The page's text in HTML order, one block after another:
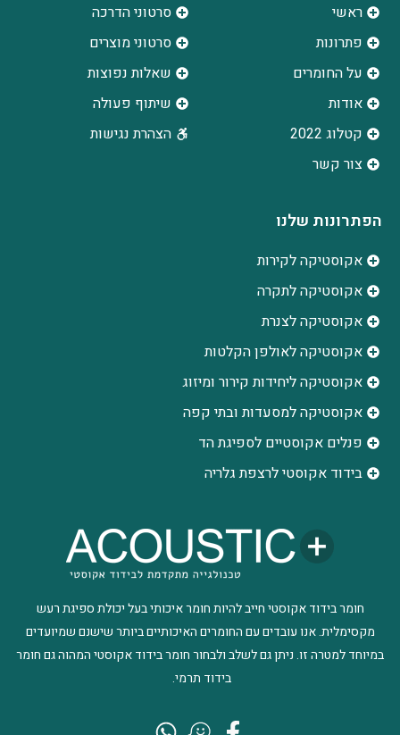
חומר בידוד אקוסטי חייב להיות חומר איכותי בעל יכולת ספיגת רעש
מקסימלית. אנו עובדים עם החומרים האיכותיים ביותר שישנם שמיועדים
במיוחד למטרה זו. ניתן גם לשלב ולבחור חומר בידוד אקוסטי המהוה גם חומר
בידוד תרמי.
ראשי
פתרונות
על החומרים
אודות
קטלוג 2022
צור קשר
סרטוני הדרכה
סרטוני מוצרים
שאלות נפוצות
שיתוף פעולה
הצהרת נגישות
הפתרונות שלנו
אקוסטיקה לקירות
אקוסטיקה לתקרה
אקוסטיקה לצנרת
אקוסטיקה לאולפן הקלטות
‫אקוסטיקה ליחידות קירור ומיזוג
אקוסטיקה למסעדות ובתי קפה
פנלים אקוסטיים לספיגת הד
בידוד אקוסטי לרצפת גלריה